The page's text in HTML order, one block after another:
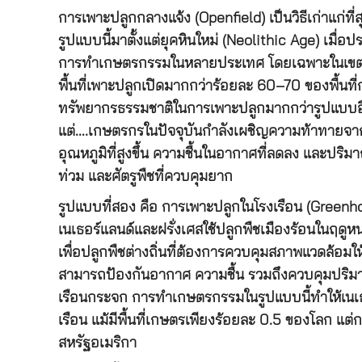
การเพาะปลูกกลางแจ้ง (Openfield) เป็นวิธีเก่าแ
รูปแบบนี้มาตั้งแต่ยุคหินใหม่ (Neolithic Age) เมื่อ
การทำเกษตรกรรมในหลายประเทศ โดยเฉพาะใน
พื้นที่เพาะปลูกเปิดมากกว่าร้อยละ 60–70 ของพื้นที่
ทรัพยากรธรรมชาติในการเพาะปลูกมากกว่ารูปแบ
แต่….เกษตรกรในปัจจุบันกำลังเผชิญความท้าทาย
อุณหภูมิที่สูงขึ้น ความชื้นในอากาศที่ลดลง และปริม
ท่วม และศัตรูพืชที่ควบคุมยาก
รูปแบบที่สอง คือ การเพาะปลูกในโรงเรือน
เนเธอร์แลนด์และฝรั่งเศสใช้ปลูกพืชเมืองร้อนในฤ
เพื่อปลูกพืชต่างถิ่นที่ต้องการควบคุมสภาพแวดล้อม
สามารถป้องกันอากาศ ความชื้น รวมถึงควบคุมปริ
เรือนกระจก การทำเกษตรกรรมในรูปแบบนี้ทำให้เ
เรือน แม้มีพื้นที่เกษตรเพียงร้อยละ 0.5 ของโลก แต่
สหรัฐอเมริกา